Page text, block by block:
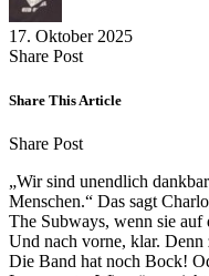
17. Oktober 2025
Share PostShare
Facebook
Copy
to
Send
via
Share This Article
Share PostShare
Facebook
Copy
to
clipboard
Send
via
eMail
„Wir sind unendlich
Menschen.“ Das sagt
The Subways, wenn sie auf
Und nach vorne, klar.
Die Band hat noch Bock!